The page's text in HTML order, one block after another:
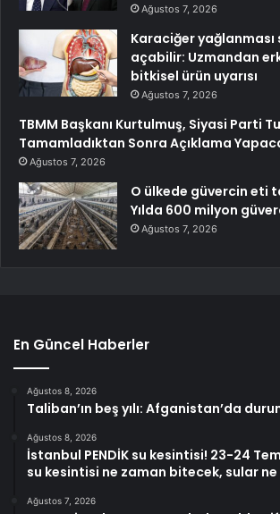
Ağustos 7, 2026
Karaciğer yağlanması
açabilir: Uzmandan
bitkisel ürün uyarısı
Ağustos 7, 2026
TBMM Başkanı Kurtulmuş, Siyasi Parti
Tamamladıktan Sonra Açıklama
Ağustos 7, 2026
O ülkede güvercin eti
Yılda 600 milyon
Ağustos 7, 2026
En Güncel Haberler
Ağustos 8, 2026
Taliban’ın beş yılı: Afganistan’da
Ağustos 8, 2026
İstanbul PENDİK su kesintisi! 23-24
su kesintisi ne zaman bitecek, sular
Ağustos 7, 2026